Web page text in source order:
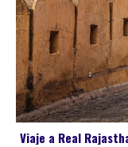
Viaje a Real